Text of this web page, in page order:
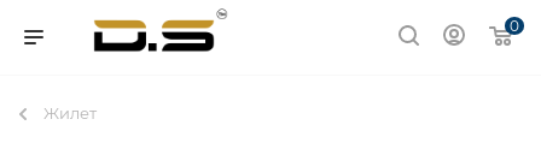
0
Жилет